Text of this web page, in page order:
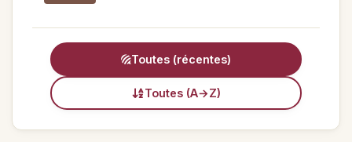
Toutes (récentes)
Toutes (A→Z)